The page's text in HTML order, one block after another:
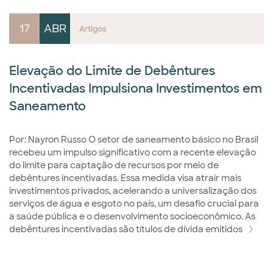
17 ABR Artigos
Elevação do Limite de Debêntures
Incentivadas Impulsiona Investimentos em
Saneamento
Por: Nayron Russo O setor de saneamento básico no Brasil
recebeu um impulso significativo com a recente elevação
do limite para captação de recursos por meio de
debêntures incentivadas. Essa medida visa atrair mais
investimentos privados, acelerando a universalização dos
serviços de água e esgoto no país, um desafio crucial para
a saúde pública e o desenvolvimento socioeconômico. As
debêntures incentivadas são títulos de dívida emitidos